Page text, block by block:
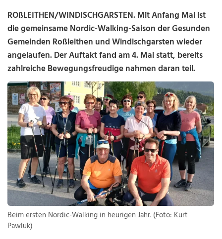
ROßLEITHEN/WINDISCHGARSTEN. Mit Anfang Mai ist
die gemeinsame Nordic-Walking-Saison der Gesunden
Gemeinden Roßleithen undWindischgarstenwieder
angelaufen. Der Auftakt fand am 4. Mai statt, bereits
zahlreiche Bewegungsfreudige nahmen daran teil.
Beim ersten Nordic-Walking in heurigen Jahr. (Foto: Kurt
Pawluk)